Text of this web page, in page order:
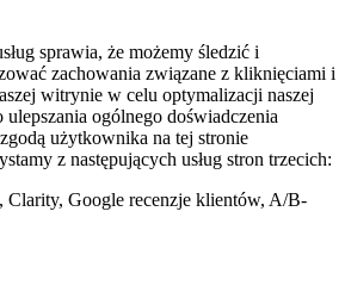
sprawia, że możemy śledzić i
zachowania związane z kliknięciami i
witrynie w celu optymalizacji naszej
ulepszania ogólnego doświadczenia
użytkownika na tej stronie
z następujących usług stron trzecich:
Clarity, Google recenzje klientów, A/B-